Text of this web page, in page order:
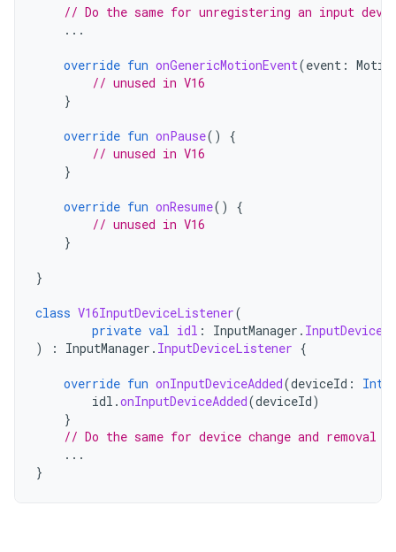
// Do the same for unregistering an input
...
override fun onGenericMotionEvent(event :
// unused in V16
}
override fun onPause()
{
// unused in V16
}
override fun onResume()
{
// unused in V16
}
}
class V16InputDeviceListener(
private val idl : InputManager .
)
: InputManager . InputDeviceListener {
override fun onInputDeviceAdded(deviceId : Int
idl .onInputDeviceAdded(deviceId)
}
// Do the same for device change and removal
...
}